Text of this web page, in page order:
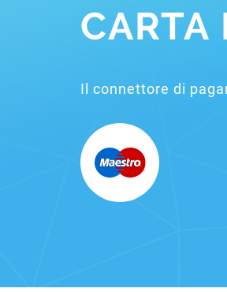
CARTA
Il connettore di